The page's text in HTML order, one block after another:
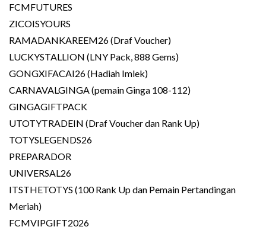
FCMFUTURES
ZICOISYOURS
RAMADANKAREEM26 (Draf Voucher)
LUCKYSTALLION (LNY Pack, 888 Gems)
GONGXIFACAI26 (Hadiah Imlek)
CARNAVALGINGA (pemain Ginga 108-112)
GINGAGIFTPACK
UTOTYTRADEIN (Draf Voucher dan Rank Up)
TOTYSLEGENDS26
PREPARADOR
UNIVERSAL26
ITSTHETOTYS (100 Rank Up dan Pemain Pertandingan
Meriah)
FCMVIPGIFT2026